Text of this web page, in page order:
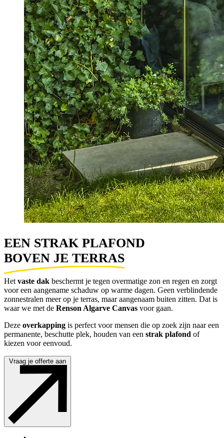
EEN STRAK PLAFOND
BOVEN JE TERRAS
Het vaste dak beschermt je tegen overmatige zon en regen en zorgt
voor een aangename schaduw op warme dagen. Geen verblindende
zonnestralen meer op je terras, maar aangenaam buiten zitten. Dat is
waar we met de Renson Algarve Canvas voor gaan.
Deze overkapping is perfect voor mensen die op zoek zijn naar een
permanente, beschutte plek, houden van een strak plafond of
kiezen voor eenvoud.
Vraag je offerte aan